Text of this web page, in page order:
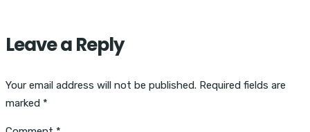
Leave a Reply
Your email address will not be published. Required fields are
marked *